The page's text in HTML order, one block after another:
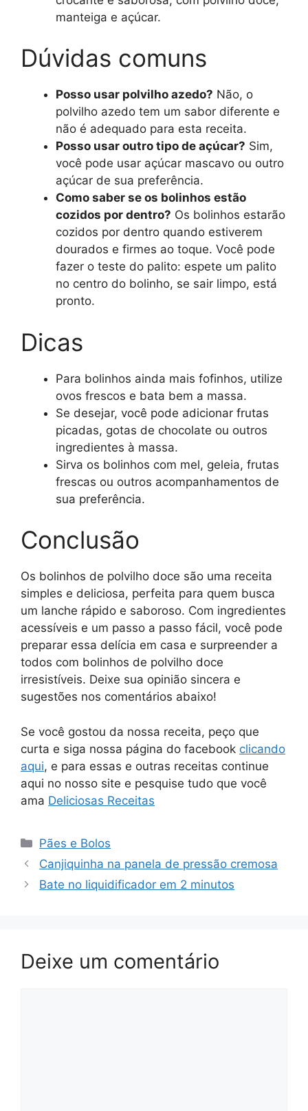
manteiga e açúcar.
Dúvidas comuns
Posso usar polvilho azedo? Não, o
polvilho azedo tem um sabor diferente e
não é adequado para esta receita.
Posso usar outro tipo de açúcar? Sim,
você pode usar açúcar mascavo ou outro
açúcar de sua preferência.
Como saber se os bolinhos estão
cozidos por dentro? Os bolinhos estarão
cozidos por dentro quando estiverem
dourados e firmes ao toque. Você pode
fazer o teste do palito: espete um palito
no centro do bolinho, se sair limpo, está
pronto.
Dicas
Para bolinhos ainda mais fofinhos, utilize
ovos frescos e bata bem a massa.
Se desejar, você pode adicionar frutas
picadas, gotas de chocolate ou outros
ingredientes à massa.
Sirva os bolinhos com mel, geleia, frutas
frescas ou outros acompanhamentos de
sua preferência.
Conclusão
Os bolinhos de polvilho doce são uma receita
simples e deliciosa, perfeita para quem busca
um lanche rápido e saboroso. Com ingredientes
acessíveis e um passo a passo fácil, você pode
preparar essa delícia em casa e surpreender a
todos com bolinhos de polvilho doce
irresistíveis. Deixe sua opinião sincera e
sugestões nos comentários abaixo!
Se você gostou da nossa receita, peço que
curta e siga nossa página do facebook clicando
aqui, e para essas e outras receitas continue
aqui no nosso site e pesquise tudo que você
ama Deliciosas Receitas
Categorias
Pães e Bolos
Canjiquinha na panela de pressão cremosa
Bate no liquidificador em 2 minutos
Deixe um comentário